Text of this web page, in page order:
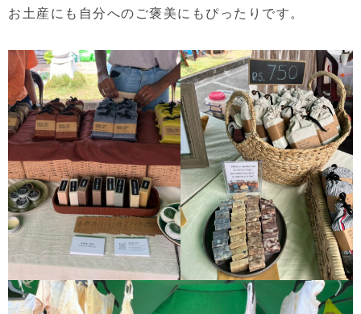
お土産にも自分へのご褒美にもぴったりです。